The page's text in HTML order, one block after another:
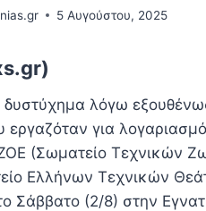
5 Αυγούστου, 2025
δυστύχημα λόγω
εργαζόταν για
(Σωματείο Τεχνικών
Ελλήνων Τεχνικών
Σάββατο (2/8) στην